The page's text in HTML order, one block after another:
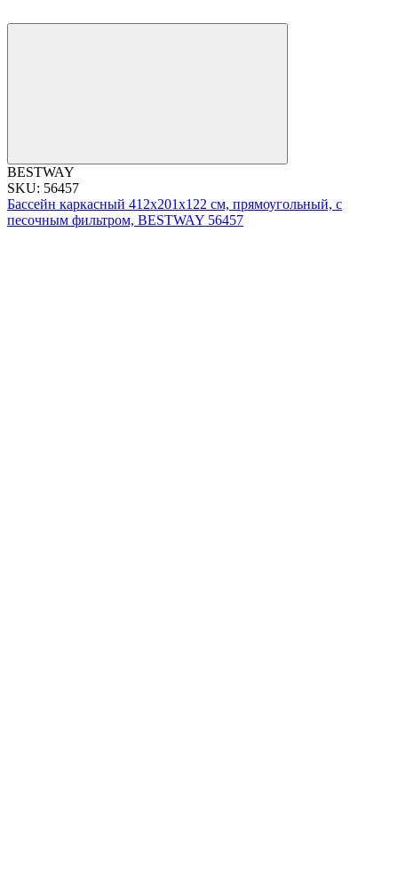
BESTWAY
SKU: 56457
Бассейн каркасный 412х201х122 см, прямоугольный, с
песочным фильтром, BESTWAY 56457